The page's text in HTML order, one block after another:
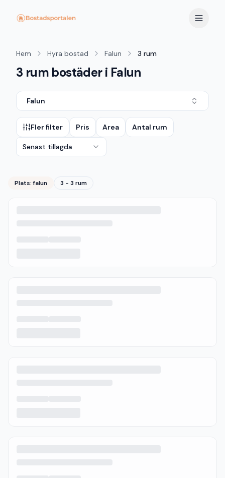
Hem Hyra bostad Falun 3 rum
3 rum bostäder i Falun
Falun
Fler filter Pris Area Antal rum
Senast tillagda
Plats:falun 3 - 3 rum